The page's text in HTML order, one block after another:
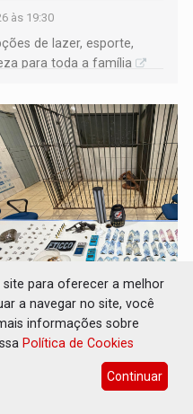
às 19:30
de lazer, esporte,
para toda a família
prendem
e drogas em boca
para oferecer a melhor
a navegar no site, você
informações sobre
Política de Cookies
Continuar